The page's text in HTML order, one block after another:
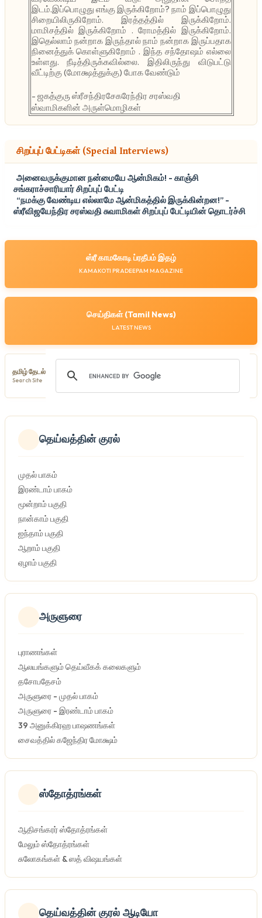
இடம்.இப்பொழுது எங்கு இருக்கிறோம்? நாம் இப்பொழுது
சிறையிலிருகிறோம். இரத்தத்தில் இருக்கிறோம்.
மாமிசத்தில் இருக்கிறோம் . ரோமத்தில் இருக்கிறோம்.
இதெல்லாம் நன்றாக இருந்தால் நாம் நன்றாக இருப்பதாக
நினைத்துக் கொள்ளுகிறோம் . இந்த சந்தோஷம் எல்லை
உள்ளது. நீடித்திருக்கவில்லை. இதிலிருந்து விடுபட்டு
வீட்டிற்கு (மோக்ஷத்துக்கு) போக வேண்டும்
- ஜகத்குரு ஸ்ரீசந்திரசேகரேந்திர சரஸ்வதி
ஸ்வாமிகளின் அருள்மொழிகள்
சிறப்புப் பேட்டிகள் (Special Interviews)
அனைவருக்குமான நன்மையே ஆன்மிகம்! - காஞ்சி
சங்கராச்சாரியார் சிறப்புப் பேட்டி
“நமக்கு வேண்டிய எல்லாமே ஆன்மிகத்தில் இருக்கின்றன!” -
ஸ்ரீவிஜயேந்திர சரஸ்வதி சுவாமிகள் சிறப்புப் பேட்டியின் தொடர்ச்சி
ஸ்ரீ காமகோடி ப்ரதீபம் இதழ்
KAMAKOTI PRADEEPAM MAGAZINE
செய்திகள் (Tamil News)
LATEST NEWS
தமிழ் தேடல்
Search Site
தெய்வத்தின் குரல்
முதல் பாகம்
இரண்டாம் பாகம்
மூன்றாம் பகுதி
நான்காம் பகுதி
ஐந்தாம் பகுதி
ஆறாம் பகுதி
ஏழாம் பகுதி
அருளுரை
புராணங்கள்
ஆலயங்களும் தெய்வீகக் கலைகளும்
தசோபதேசம்
அருளுரை - முதல் பாகம்
அருளுரை - இரண்டாம் பாகம்
39 அனுக்கிரஹ பாஷணங்கள்
சைவத்தில் கஜேந்திர மோக்ஷம்
ஸ்தோத்ரங்கள்
ஆதிசங்கரர் ஸ்தோத்ரங்கள்
மேலும் ஸ்தோத்ரங்கள்
சுலோகங்கள் & ஸத் விஷயங்கள்
தெய்வத்தின் குரல் ஆடியோ